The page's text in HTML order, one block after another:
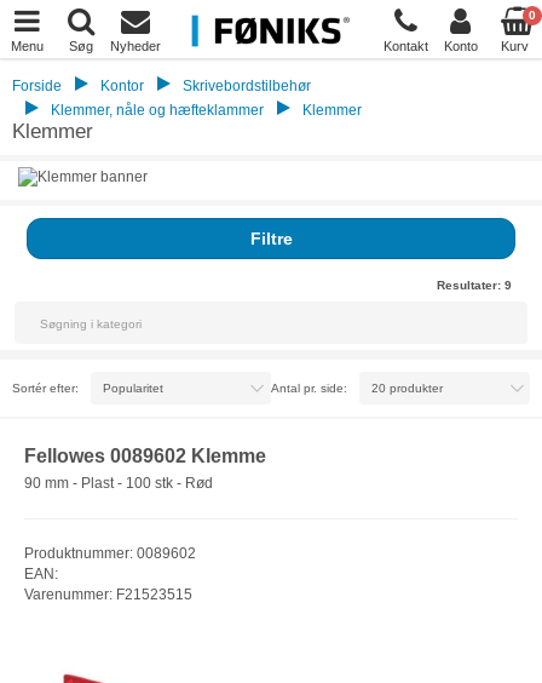
Menu Søg Nyheder Kontakt Konto
0
Kurv
Forside Kontor
Skrivebordstilbehør
Klemmer, nåle og hæfteklammer
Klemmer
Klemmer
Filtre
Resultater: 9
Sortér efter: Antal pr. side:
Fellowes 0089602 Klemme
90 mm - Plast - 100 stk - Rød
Produktnummer: 0089602
EAN:
Varenummer: F21523515